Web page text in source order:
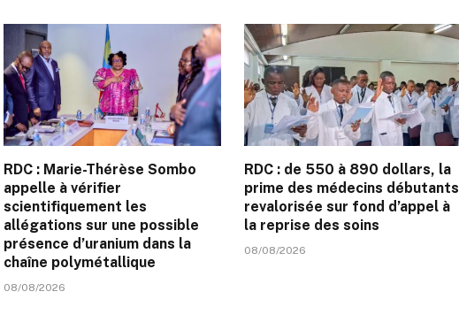
RDC : Marie-Thérèse Sombo
appelle à vérifier
scientifiquement les
allégations sur une possible
présence d’uranium dans la
chaîne polymétallique
08/08/2026
RDC : de 550 à 890 dollars, la
prime des médecins débutants
revalorisée sur fond d’appel à
la reprise des soins
08/08/2026